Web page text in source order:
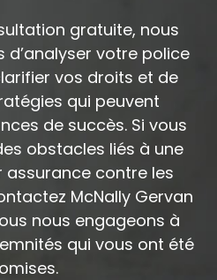
gratuite, nous
votre police
vos droits et de
qui peuvent
de succès. Si vous
obstacles liés à une
contre les
McNally Gervan
nous engageons à
qui vous ont été